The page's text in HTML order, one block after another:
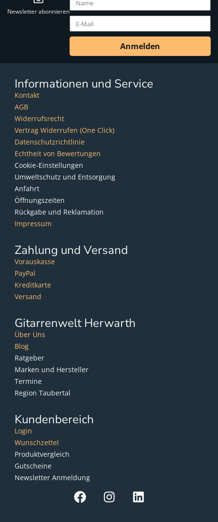
Newsletter abonnieren
Anmelden
Informationen und Service
Kontakt
AGB
Widerrufsrecht
Vertrag Widerrufen (One Click)
Datenschutzrichtlinie
Echtheit von Bewertungen
Cookie-Einstellungen
Umweltschutz und Entsorgung
Anfahrt
Öffnungszeiten
Rückgabe und Reklamation
Impressum
Zahlung und Versand
Vorauskasse
PayPal
Kreditkarte
Versand
Gitarrenwelt Herwarth
Über Uns
Blog
Ratgeber
Marken und Hersteller
Termine
Region Taubertal
Kundenbereich
Login
Wunschzettel
Produktvergleich
Gutscheine
Newsletter Anmeldung